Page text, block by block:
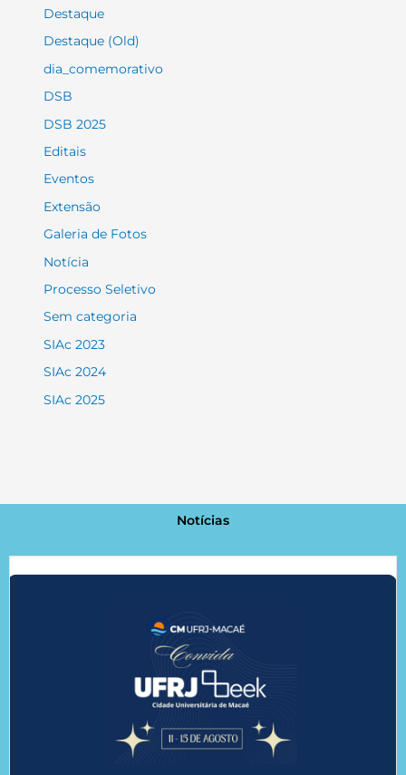
Destaque
Destaque (Old)
dia_comemorativo
DSB
DSB 2025
Editais
Eventos
Extensão
Galeria de Fotos
Notícia
Processo Seletivo
Sem categoria
SIAc 2023
SIAc 2024
SIAc 2025
Notícias